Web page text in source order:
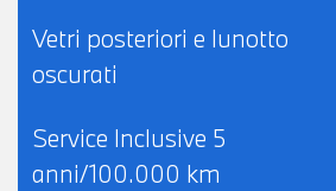
Vetri posteriori e lunotto
oscurati
Service Inclusive 5
anni/100.000 km